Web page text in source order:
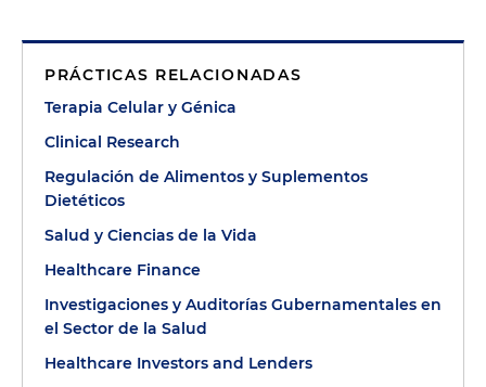
PRÁCTICAS RELACIONADAS
Terapia Celular y Génica
Clinical Research
Regulación de Alimentos y Suplementos
Dietéticos
Salud y Ciencias de la Vida
Healthcare Finance
Investigaciones y Auditorías Gubernamentales en
el Sector de la Salud
Healthcare Investors and Lenders